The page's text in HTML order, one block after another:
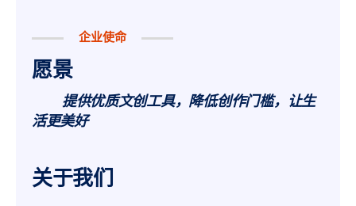
企业使命
愿景
提供优质文创工具，降低创作门槛，让生
活更美好
关于我们